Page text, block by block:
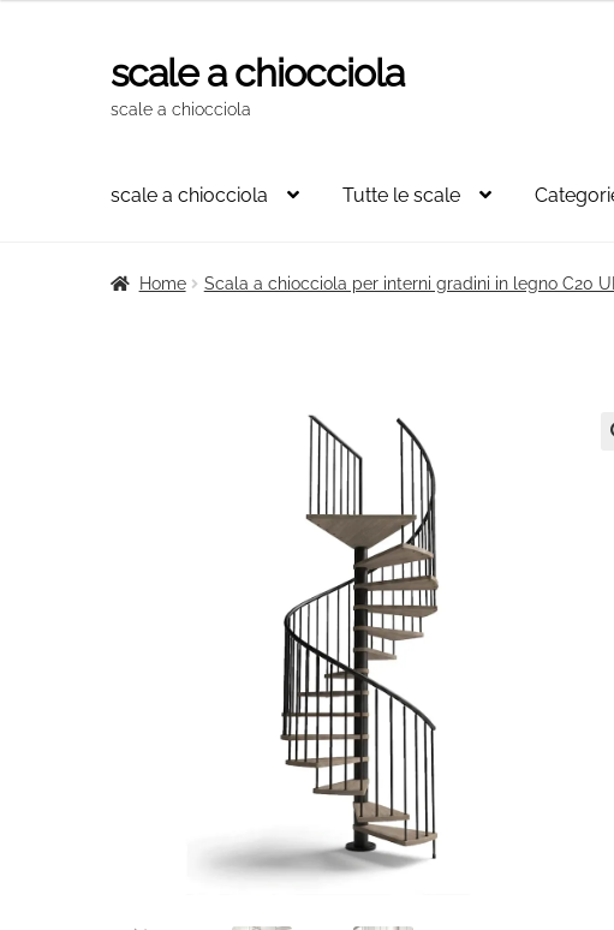
Vai
alla
Vai
al
scale a chiocciola
scale a chiocciola
scale a chiocciola Tutte le scale
Home Scala a chiocciola per interni gradini in legno C20
2.608,00€.1.734,00€.